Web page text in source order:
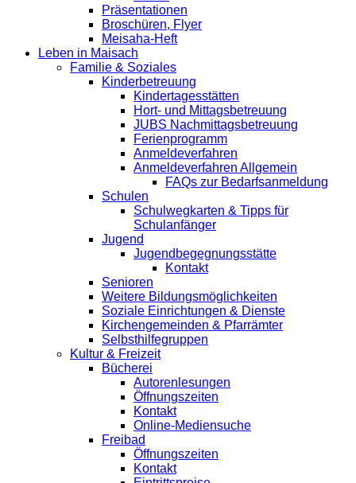
Präsentationen
Broschüren, Flyer
Meisaha-Heft
Leben in Maisach
Familie & Soziales
Kinderbetreuung
Kindertagesstätten
Hort- und Mittagsbetreuung
JUBS Nachmittagsbetreuung
Ferienprogramm
Anmeldeverfahren
Anmeldeverfahren Allgemein
FAQs zur Bedarfsanmeldung
Schulen
Schulwegkarten & Tipps für
Schulanfänger
Jugend
Jugendbegegnungsstätte
Kontakt
Senioren
Weitere Bildungsmöglichkeiten
Soziale Einrichtungen & Dienste
Kirchengemeinden & Pfarrämter
Selbsthilfegruppen
Kultur & Freizeit
Bücherei
Autorenlesungen
Öffnungszeiten
Kontakt
Online-Mediensuche
Freibad
Öffnungszeiten
Kontakt